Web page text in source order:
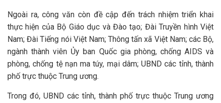
Ngoài ra, công văn còn đề cập đến trách nhiệm triển khai
thực hiện của Bộ Giáo dục và Đào tạo; Đài Truyền hình Việt
Nam; Đài Tiếng nói Việt Nam; Thông tấn xã Việt Nam; các Bộ,
ngành thành viên Ủy ban Quốc gia phòng, chống AIDS và
phòng, chống tệ nạn ma túy, mại dâm; UBND các tỉnh, thành
phố trực thuộc Trung ương.
Trong đó, UBND các tỉnh, thành phố trực thuộc Trung ương